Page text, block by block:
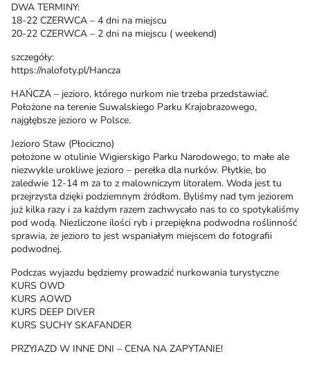
DWA TERMINY:
18-22 CZERWCA – 4 dni na miejscu
20-22 CZERWCA – 2 dni na miejscu ( weekend)
szczegóły:
https://nalofoty.pl/Hancza
HAŃCZA – jezioro, którego nurkom nie trzeba przedstawiać.
Położone na terenie Suwalskiego Parku Krajobrazowego,
najgłębsze jezioro w Polsce.
Jezioro Staw (Płociczno)
położone w otulinie Wigierskigo Parku Narodowego, to małe ale
niezwykle urokliwe jezioro – perełka dla nurków. Płytkie, bo
zaledwie 12-14 m za to z malowniczym litoralem. Woda jest tu
przejrzysta dzięki podziemnym źródłom. Byliśmy nad tym jeziorem
już kilka razy i za każdym razem zachwycało nas to co spotykaliśmy
pod wodą. Niezliczone ilości ryb i przepiękna podwodna roślinność
sprawia, że jezioro to jest wspaniałym miejscem do fotografii
podwodnej.
Podczas wyjazdu będziemy prowadzić nurkowania turystyczne
KURS OWD
KURS AOWD
KURS DEEP DIVER
KURS SUCHY SKAFANDER
PRZYJAZD W INNE DNI – CENA NA ZAPYTANIE!